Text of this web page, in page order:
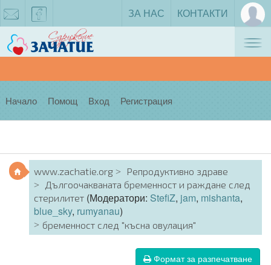
facebook
ЗА НАС КОНТАКТИ
Начало Помощ Вход Регистрация
www.zachatie.org
Репродуктивно здраве
Дългоочакваната бременност и раждане след
стерилитет(Модератори: StefiZ, jam, mishanta,
blue_sky, rumyanau)
бременност след "късна овулация"
Формат за разпечатване